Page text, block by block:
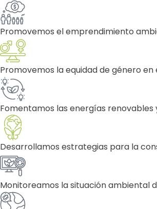
Promovemos el emprendimiento
Promovemos la equidad de género
Fomentamos las energías
Desarrollamos estrategias para la
Monitoreamos la situación ambiental